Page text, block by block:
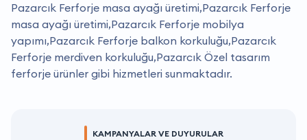
Pazarcık Ferforje masa ayağı üretimi,Pazarcık Ferforje
masa ayağı üretimi,Pazarcık Ferforje mobilya
yapımı,Pazarcık Ferforje balkon korkuluğu,Pazarcık
Ferforje merdiven korkuluğu,Pazarcık Özel tasarım
ferforje ürünler gibi hizmetleri sunmaktadır.
KAMPANYALAR VE DUYURULAR